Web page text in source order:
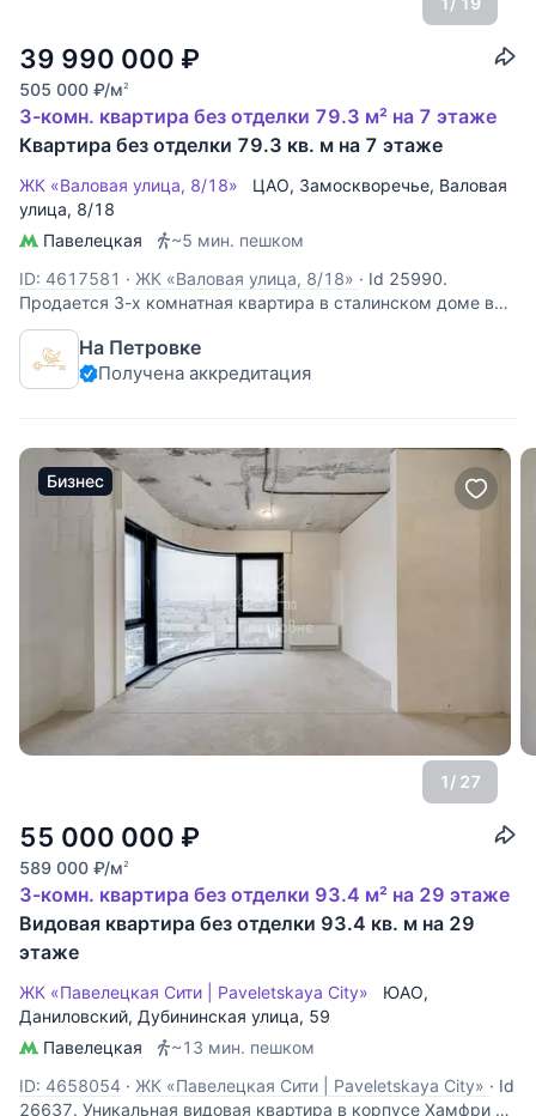
39 990 000 ₽
505 000 ₽/м2
3-комн. квартира без отделки 79.3 м² на 7 этаже
Квартира без отделки 79.3 кв. м на 7 этаже
ЖК «Валовая улица, 8/18» ЦАО, Замоскворечье, Валовая
улица, 8/18
Павелецкая
~5 мин. пешком
ID: 4617581 · ЖК «Валовая улица, 8/18» · Id 25990.
Продается 3-х комнатная квартира в сталинском доме в
ЦАО, Район Замоскворечье. Метро Павелецкая,
Добрынинская, Серпуховская 4-7 мин. пешком. Адрес:
Москва, ул.Валовая, д.8/18, 7 эт. 11 эт. кирп. Дом после
На Петровке
Получена аккредитация
Бизнес
1/ 27
55 000 000 ₽
589 000 ₽/м2
3-комн. квартира без отделки 93.4 м² на 29 этаже
Видовая квартира без отделки 93.4 кв. м на 29
этаже
ЖК «Павелецкая Сити | Paveletskaya City» ЮАО,
Даниловский, Дубининская улица, 59
Павелецкая
~13 мин. пешком
ID: 4658054 · ЖК «Павелецкая Сити | Paveletskaya City» · Id
26637. Уникальная видовая квартира в корпусе Хамфри в